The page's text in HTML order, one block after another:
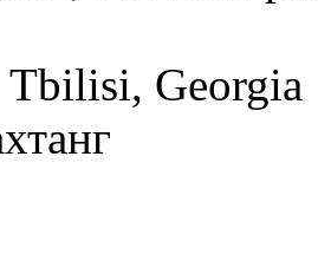
Tbilisi, Georgia